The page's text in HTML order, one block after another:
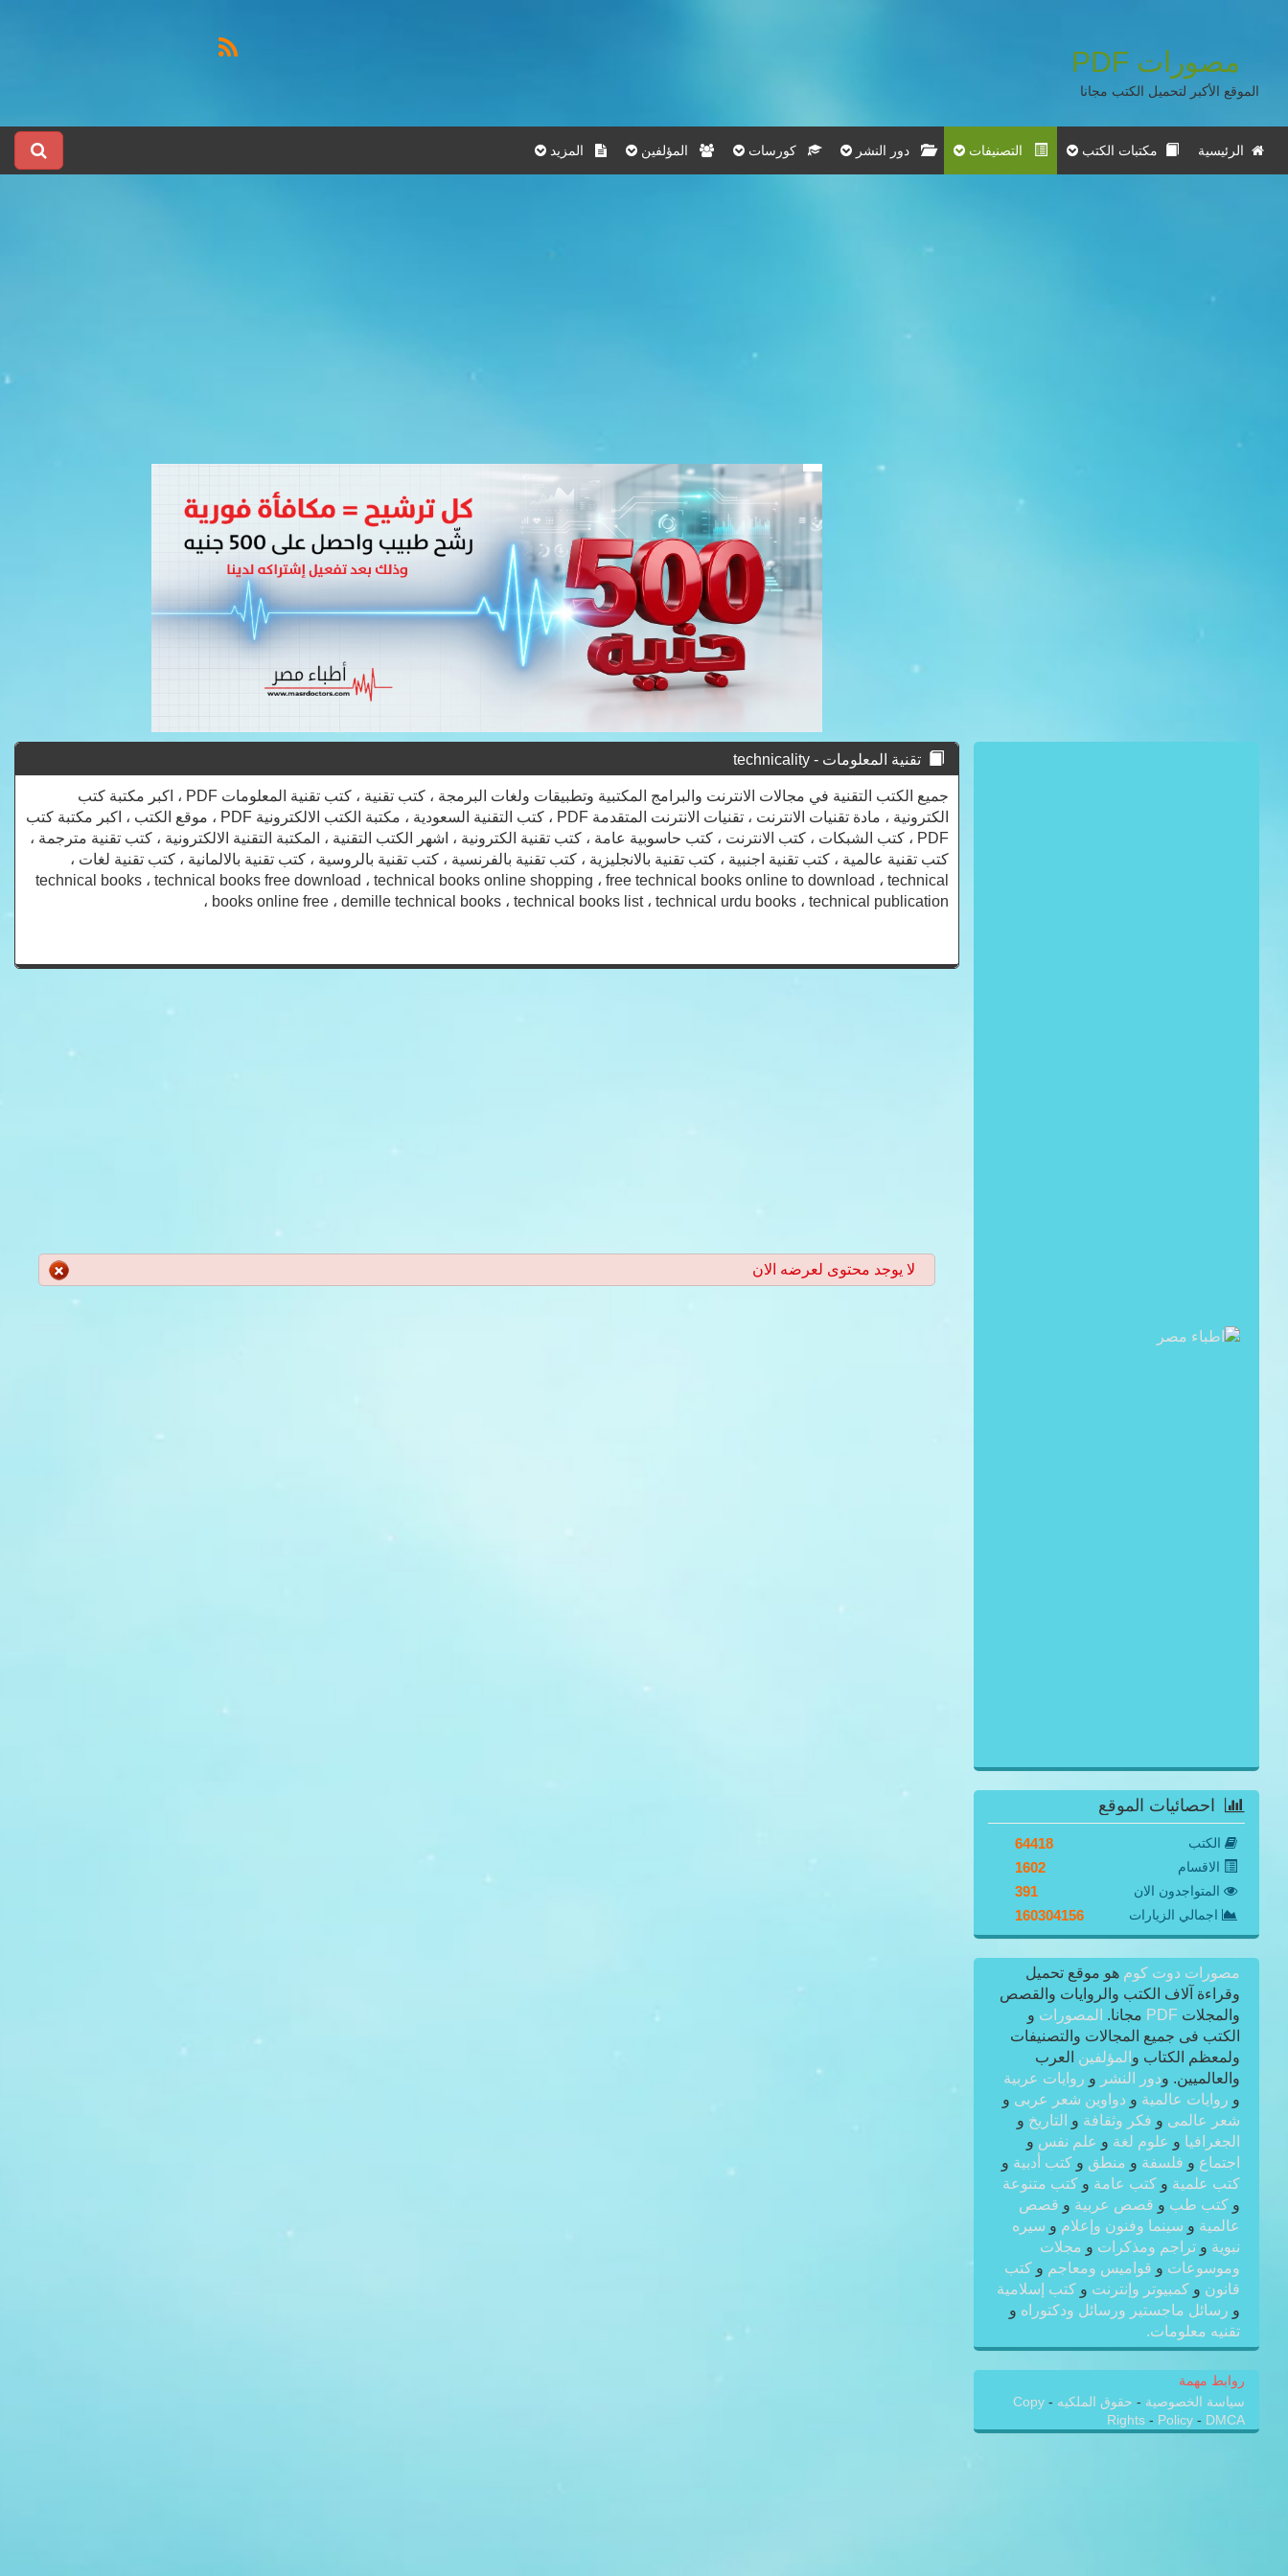
مصورات PDF
الموقع الأكبر لتحميل الكتب مجانا
الرئيسية مكتبات الكتب التصنيفات دور النشر كورسات المؤلفين المزيد
تقنية المعلومات - technicality
جميع الكتب التقنية في مجالات الانترنت والبرامج المكتبية وتطبيقات ولغات البرمجة ، كتب تقنية ، كتب تقنية المعلومات PDF ، اكبر مكتبة كتب
الكترونية ، مادة تقنيات الانترنت ، تقنيات الانترنت المتقدمة PDF ، كتب التقنية السعودية ، مكتبة الكتب الالكترونية PDF ، موقع الكتب ، اكبر مكتبة كتب
PDF ، كتب الشبكات ، كتب الانترنت ، كتب حاسوبية عامة ، كتب تقنية الكترونية ، اشهر الكتب التقنية ، المكتبة التقنية الالكترونية ، كتب تقنية مترجمة ،
كتب تقنية عالمية ، كتب تقنية اجنبية ، كتب تقنية بالانجليزية ، كتب تقنية بالفرنسية ، كتب تقنية بالروسية ، كتب تقنية بالالمانية ، كتب تقنية لغات ،
technical books ، technical books free download ، technical books online shopping ، free technical books online to download ، technical
books online free ، demille technical books ، technical books list ، technical urdu books ، technical publication ،
لا يوجد محتوى لعرضه الان
احصائيات الموقع
الكتب 64418
الاقسام 1602
المتواجدون الان 391
اجمالي الزيارات 160304156
مصورات دوت كوم هو موقع تحميل
وقراءة آلاف الكتب والروايات والقصص
والمجلات PDF مجانا. المصورات و
الكتب فى جميع المجالات والتصنيفات
ولمعظم الكتاب و المؤلفين العرب
والعالميين. ودور النشر و روايات عربية
و روايات عالمية و دواوين شعر عربى و
شعر عالمى و فكر وثقافة و التاريخ و
الجغرافيا و علوم لغة و علم نفس و
اجتماع و فلسفة و منطق و كتب أدبية و
كتب علمية و كتب عامة و كتب متنوعة
و كتب طب و قصص عربية و قصص
عالمية و سينما وفنون وإعلام و سيره
نبوية و تراجم ومذكرات و مجلات
وموسوعات و قواميس ومعاجم و كتب
قانون و كمبيوتر وإنترنت و كتب إسلامية
و رسائل ماجستير ورسائل ودكتوراه و
تقنيه معلومات.
روابط مهمة
سياسة الخصوصية - حقوق الملكيه -
Copy
Rights - Policy - DMCA